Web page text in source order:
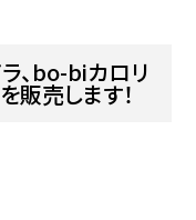
、bo-biカロリ
販売します！